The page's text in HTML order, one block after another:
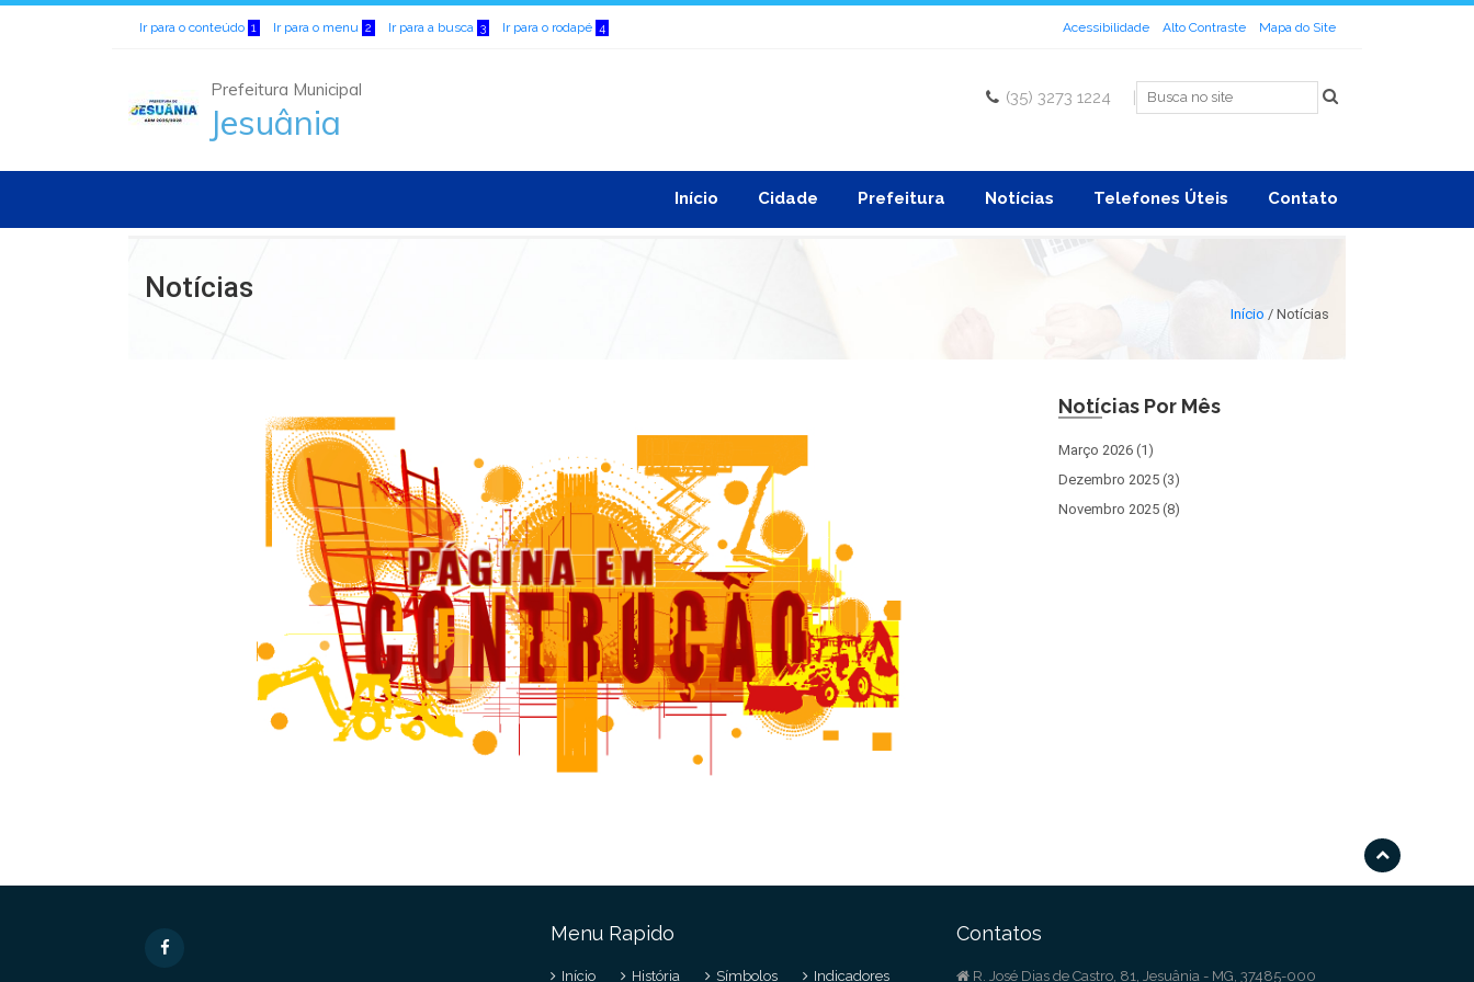
Ir para o conteúdo 1 Ir para o menu 2 Ir para a busca 3 Ir para o rodapé 4 Acessibilidade Alto Contraste Mapa do Site
Prefeitura Municipal
Jesuânia
(35) 3273 1224 |
Início Cidade Prefeitura Notícias Telefones Úteis Contato
Notícias
Início / Notícias
Notícias Por Mês
Março 2026 (1)
Dezembro 2025 (3)
Novembro 2025 (8)
Menu Rapido
Início História Símbolos Indicadores
Contatos
R. José Dias de Castro, 81, Jesuânia - MG, 37485-000